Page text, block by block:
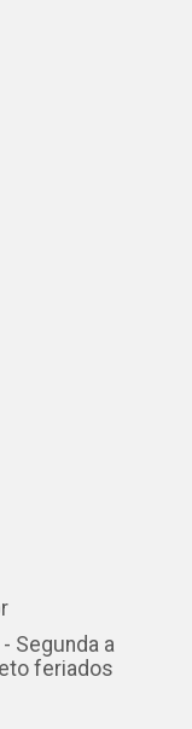
Segunda a
feriados